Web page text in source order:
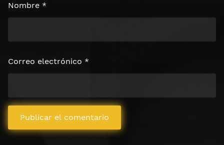
Nombre *
Correo electrónico *